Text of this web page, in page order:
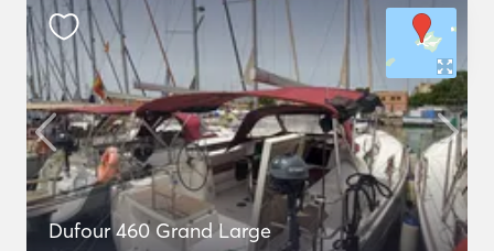
Dufour 460 Grand Large